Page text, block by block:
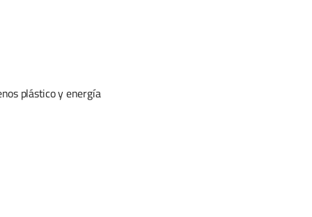
plástico y energía